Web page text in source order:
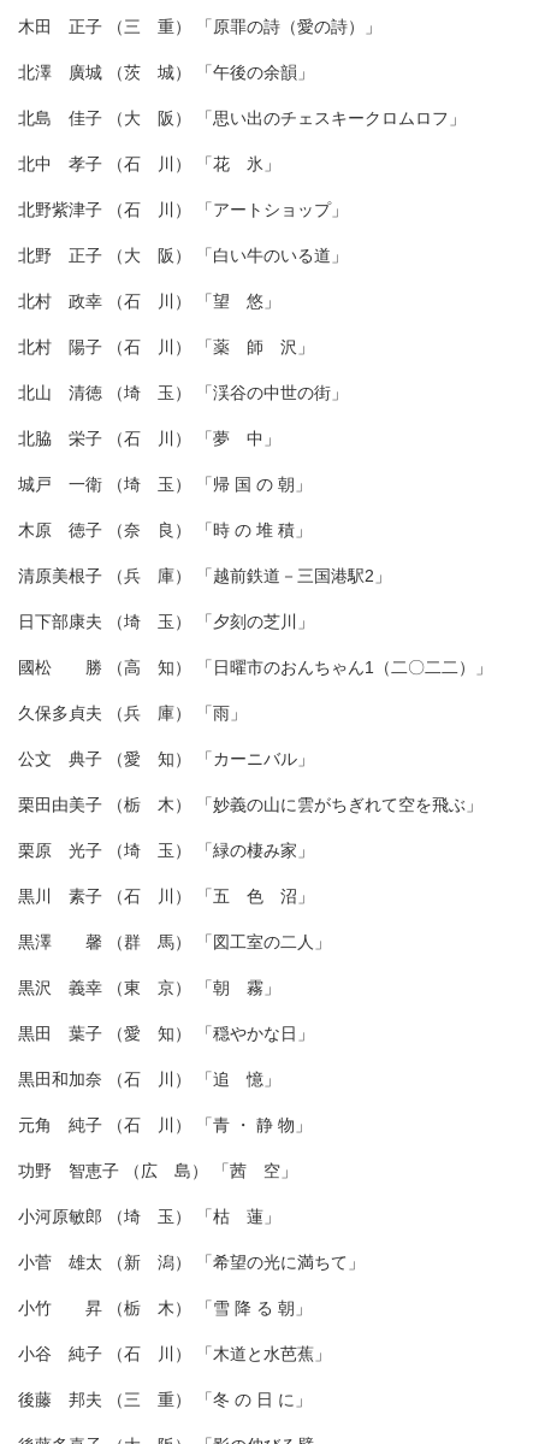
木田 正子 （三 重） 「原罪の詩（愛の詩）」
北澤 廣城 （茨 城） 「午後の余韻」
北島 佳子 （大 阪） 「思い出のチェスキークロムロフ」
北中 孝子 （石 川） 「花 氷」
北野紫津子 （石 川） 「アートショップ」
北野 正子 （大 阪） 「白い牛のいる道」
北村 政幸 （石 川） 「望 悠」
北村 陽子 （石 川） 「薬 師 沢」
北山 清徳 （埼 玉） 「渓谷の中世の街」
北脇 栄子 （石 川） 「夢 中」
城戸 一衛 （埼 玉） 「帰 国 の 朝」
木原 徳子 （奈 良） 「時 の 堆 積」
清原美根子 （兵 庫） 「越前鉄道－三国港駅2」
日下部康夫 （埼 玉） 「夕刻の芝川」
國松 勝 （高 知） 「日曜市のおんちゃん1（二〇二二）」
久保多貞夫 （兵 庫） 「雨」
公文 典子 （愛 知） 「カーニバル」
栗田由美子 （栃 木） 「妙義の山に雲がちぎれて空を飛ぶ」
栗原 光子 （埼 玉） 「緑の棲み家」
黒川 素子 （石 川） 「五 色 沼」
黒澤 馨 （群 馬） 「図工室の二人」
黒沢 義幸 （東 京） 「朝 霧」
黒田 葉子 （愛 知） 「穏やかな日」
黒田和加奈 （石 川） 「追 憶」
元角 純子 （石 川） 「青 ・ 静 物」
功野 智恵子 （広 島） 「茜 空」
小河原敏郎 （埼 玉） 「枯 蓮」
小菅 雄太 （新 潟） 「希望の光に満ちて」
小竹 昇 （栃 木） 「雪 降 る 朝」
小谷 純子 （石 川） 「木道と水芭蕉」
後藤 邦夫 （三 重） 「冬 の 日 に」